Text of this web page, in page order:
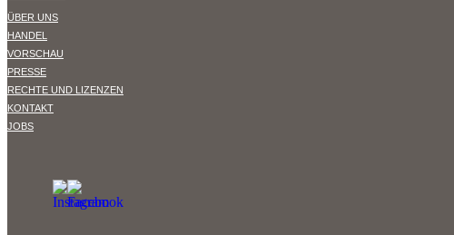
ÜBER UNS
HANDEL
VORSCHAU
PRESSE
RECHTE UND LIZENZEN
KONTAKT
JOBS